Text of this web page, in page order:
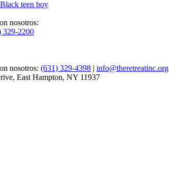
nosotros:
329-2200
nosotros: (631) 329-4398 | info@theretreatinc.org
East Hampton, NY 11937